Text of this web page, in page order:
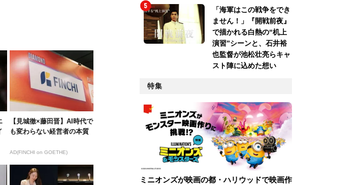
【見城徹×藤田晋】AI時代で
も変わらない経営者の本質
AD(FINCHI on GOETHE)
「海軍はこの戦争をでき
ません！」『開戦前夜』
で描かれる白熱の“机上
演習”シーンと、石井裕
也監督が池松壮亮らキャ
スト陣に込めた想い
特集
ミニオンズが映画の都・ハリウッドで映画作